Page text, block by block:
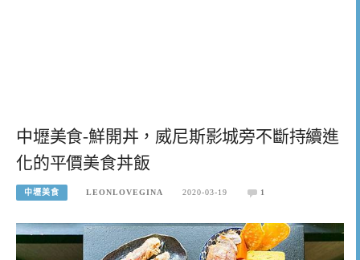
中壢美食-鮮開丼，威尼斯影城旁不斷持續進
化的平價美食丼飯
中壢美食 LEONLOVEGINA 2020-03-19 1